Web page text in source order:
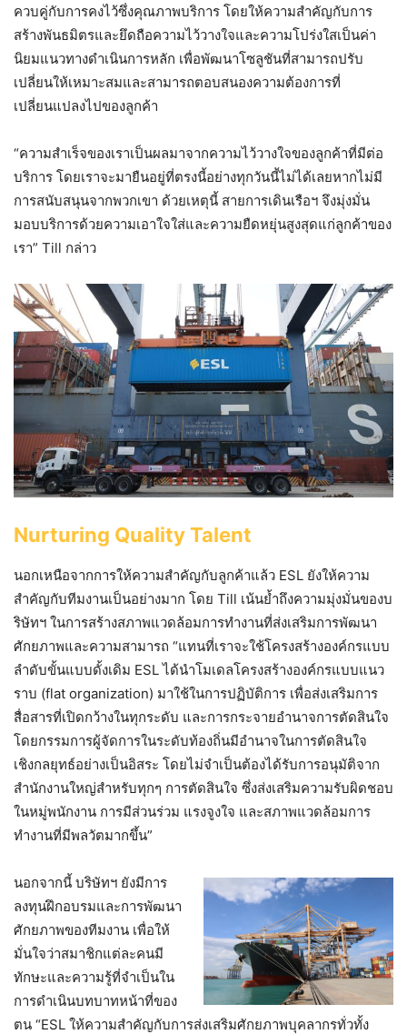
ควบคู่กับการคงไว้ซึ่งคุณภาพบริการ โดยให้ความสำคัญกับการ
สร้างพันธมิตรและยึดถือความไว้วางใจและความโปร่งใสเป็นค่า
นิยมแนวทางดำเนินการหลัก เพื่อพัฒนาโซลูชันที่สามารถปรับ
เปลี่ยนให้เหมาะสมและสามารถตอบสนองความต้องการที่
เปลี่ยนแปลงไปของลูกค้า
“ความสำเร็จของเราเป็นผลมาจากความไว้วางใจของลูกค้าที่มีต่อ
บริการ โดยเราจะมายืนอยู่ที่ตรงนี้อย่างทุกวันนี้ไม่ได้เลยหากไม่มี
การสนับสนุนจากพวกเขา ด้วยเหตุนี้ สายการเดินเรือฯ จึงมุ่งมั่น
มอบบริการด้วยความเอาใจใส่และความยืดหยุ่นสูงสุดแก่ลูกค้าของ
เรา” Till กล่าว
Nurturing Quality Talent
นอกเหนือจากการให้ความสำคัญกับลูกค้าแล้ว ESL ยังให้ความ
สำคัญกับทีมงานเป็นอย่างมาก โดย Till เน้นย้ำถึงความมุ่งมั่นของบ
ริษัทฯ ในการสร้างสภาพแวดล้อมการทำงานที่ส่งเสริมการพัฒนา
ศักยภาพและความสามารถ “แทนที่เราจะใช้โครงสร้างองค์กรแบบ
ลำดับขั้นแบบดั้งเดิม ESL ได้นำโมเดลโครงสร้างองค์กรแบบแนว
ราบ (flat organization) มาใช้ในการปฏิบัติการ เพื่อส่งเสริมการ
สื่อสารที่เปิดกว้างในทุกระดับ และการกระจายอำนาจการตัดสินใจ
โดยกรรมการผู้จัดการในระดับท้องถิ่นมีอำนาจในการตัดสินใจ
เชิงกลยุทธ์อย่างเป็นอิสระ โดยไม่จำเป็นต้องได้รับการอนุมัติจาก
สำนักงานใหญ่สำหรับทุกๆ การตัดสินใจ ซึ่งส่งเสริมความรับผิดชอบ
ในหมู่พนักงาน การมีส่วนร่วม แรงจูงใจ และสภาพแวดล้อมการ
ทำงานที่มีพลวัตมากขึ้น”
นอกจากนี้ บริษัทฯ ยังมีการ
ลงทุนฝึกอบรมและการพัฒนา
ศักยภาพของทีมงาน เพื่อให้
มั่นใจว่าสมาชิกแต่ละคนมี
ทักษะและความรู้ที่จำเป็นใน
การดำเนินบทบาทหน้าที่ของ
ตน “ESL ให้ความสำคัญกับการส่งเสริมศักยภาพบุคลากรทั่วทั้ง